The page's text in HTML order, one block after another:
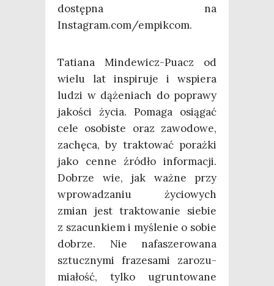
dostęp­na na
Instagram.com/empikcom.
Tatia­na Min­de­wicz-Puacz od
wie­lu lat inspi­ru­je i wspie­ra
ludzi w dąże­niach do popra­wy
jako­ści życia. Poma­ga osią­gać
cele oso­bi­ste oraz zawo­do­we,
zachę­ca, by trak­to­wać poraż­ki
jako cen­ne źró­dło infor­ma­cji.
Dobrze wie, jak waż­ne przy
wpro­wa­dza­niu życio­wych
zmian jest trak­to­wa­nie sie­bie
z sza­cun­kiem i myśle­nie o sobie
dobrze. Nie nafa­sze­ro­wa­na
sztucz­ny­mi fra­ze­sa­mi zaro­zu­
mia­łość, tyl­ko ugrun­to­wa­ne